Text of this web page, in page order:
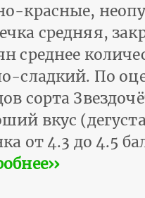
красные,
средняя,
среднее
сладкий. По
сорта
вкус
от 4.3 до 4.5